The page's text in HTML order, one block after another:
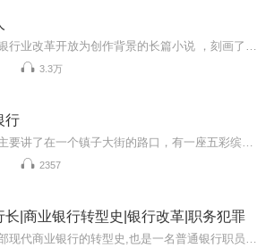
3.3万
行
2357
长|商业银行转型史|银行改革|职务犯罪